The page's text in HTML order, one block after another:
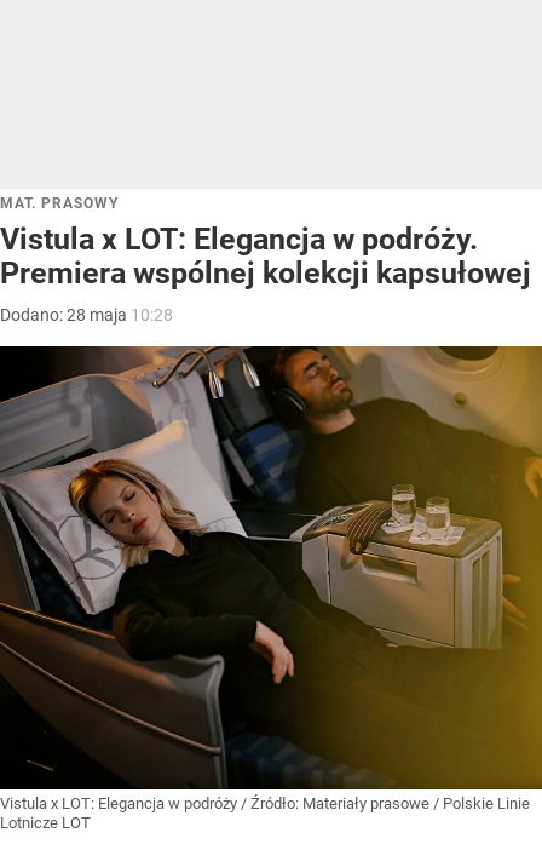
MAT. PRASOWY
Vistula x LOT: Elegancja w podróży.
Premiera wspólnej kolekcji kapsułowej
Dodano:28 maja 10:28
Vistula x LOT: Elegancja w podróży / Źródło: Materiały prasowe / Polskie Linie
Lotnicze LOT